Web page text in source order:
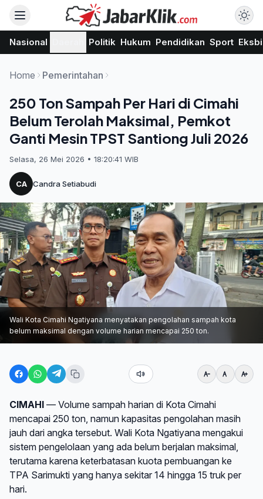
Nasional Politik Hukum Pendidikan Sport
Home Pemerintahan
250 Ton Sampah Per Hari di Cimahi
Belum Terolah Maksimal, Pemkot
Ganti Mesin TPST Santiong Juli 2026
Selasa, 26 Mei 2026 • 18:20:41 WIB
CA Candra Setiabudi
Wali Kota Cimahi Ngatiyana menyatakan pengolahan sampah kota
belum maksimal dengan volume harian mencapai 250 ton.
CIMAHI — Volume sampah harian di Kota Cimahi
mencapai 250 ton, namun kapasitas pengolahan masih
jauh dari angka tersebut. Wali Kota Ngatiyana mengakui
sistem pengelolaan yang ada belum berjalan maksimal,
terutama karena keterbatasan kuota pembuangan ke
TPA Sarimukti yang hanya sekitar 14 hingga 15 truk per
hari.